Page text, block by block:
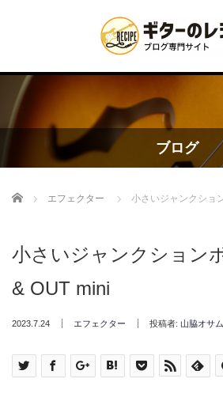
ブログ
Home エフェクター 小さいジャンクショ
小さいジャンクション
& OUT mini
2023.7.24 エフェクター 投稿者: 山脇オサム